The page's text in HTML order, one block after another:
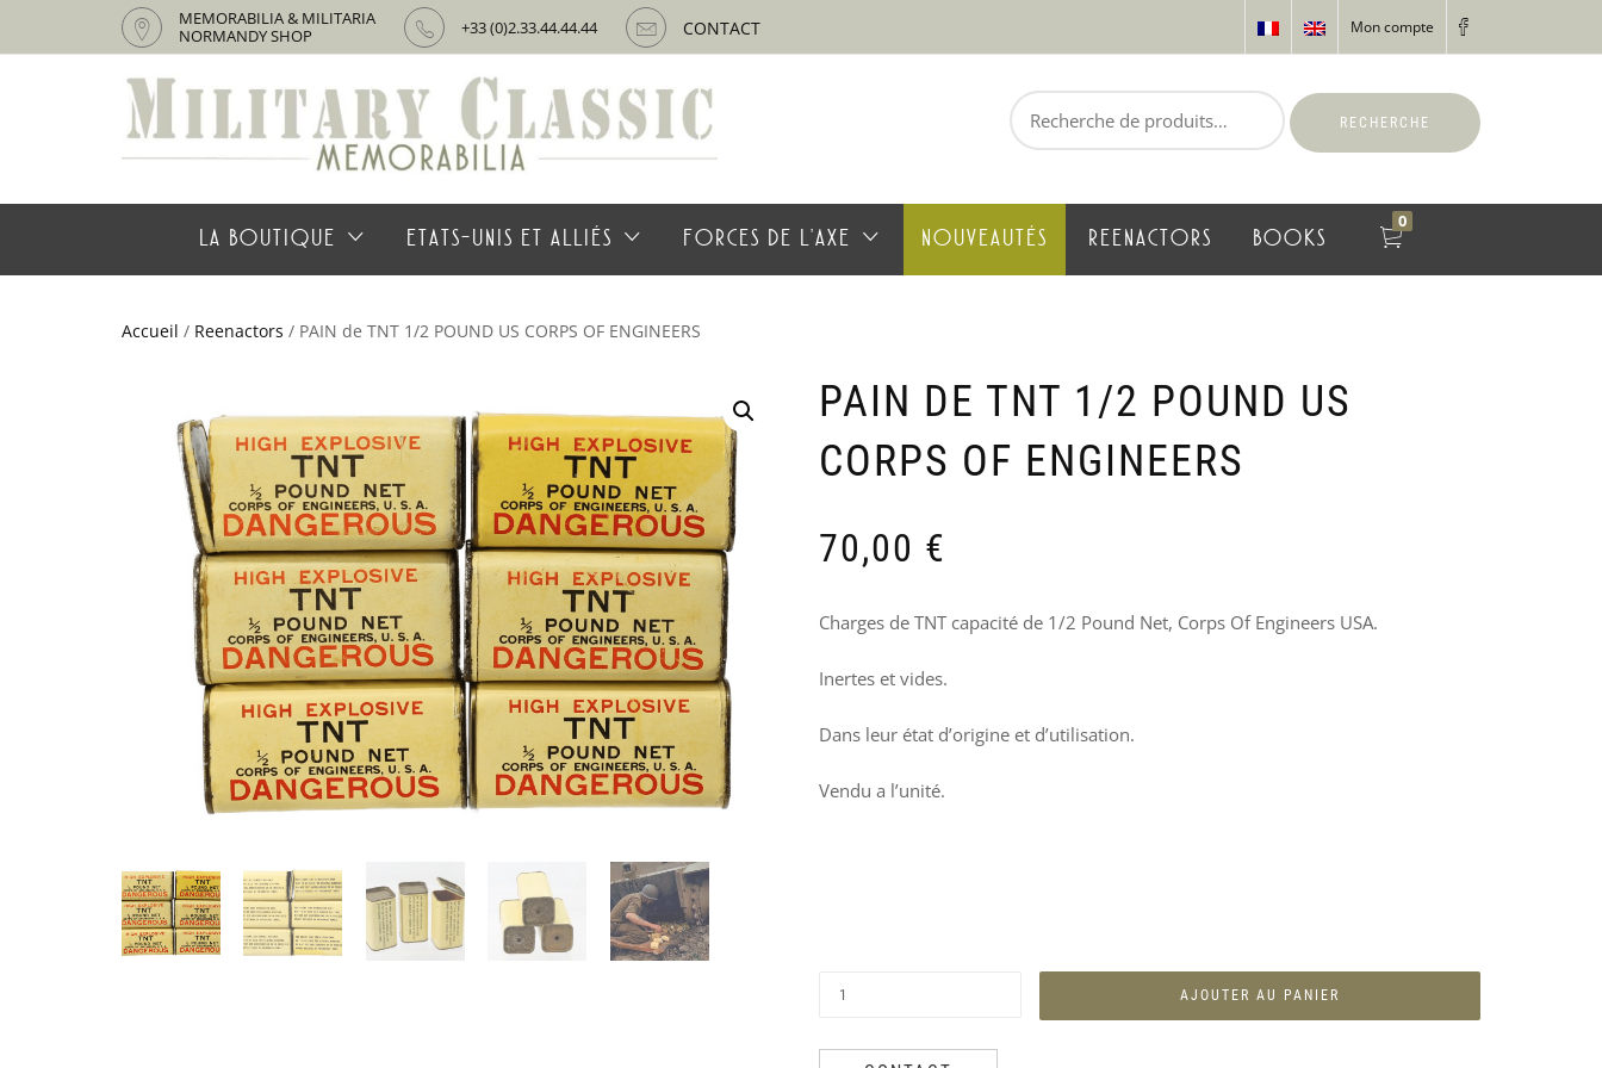
MEMORABILIA & MILITARIA
NORMANDY SHOP
+33 (0)2.33.44.44.44 CONTACT Mon compte
RECHERCHE
LA BOUTIQUE ETATS-UNIS ET ALLIÉS FORCES DE L’AXE NOUVEAUTÉS REENACTORS BOOKS
0
Accueil / Reenactors / PAIN de TNT 1/2 POUND US CORPS OF ENGINEERS
PAIN DE TNT 1/2 POUND US
CORPS OF ENGINEERS
70,00 €
Charges de TNT capacité de 1/2 Pound Net, Corps Of Engineers USA.
Inertes et vides.
Dans leur état d’origine et d’utilisation.
Vendu a l’unité.
AJOUTER AU PANIER
PRODUITS
EXPERT
DE